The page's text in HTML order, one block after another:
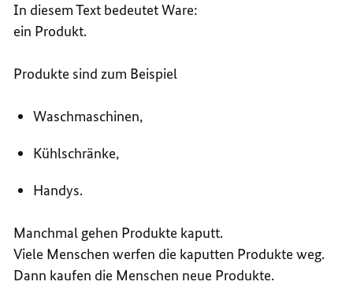
In diesem Text bedeutet Ware:
ein Produkt.
Produkte sind zum Beispiel
Waschmaschinen,
Kühlschränke,
Handys.
Manchmal gehen Produkte kaputt.
Viele Menschen werfen die kaputten Produkte weg.
Dann kaufen die Menschen neue Produkte.